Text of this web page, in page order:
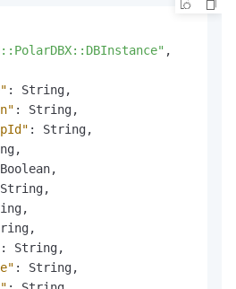
,
: String,
: String,
: String,
,
Boolean,
String,
,
,
: String,
: String,